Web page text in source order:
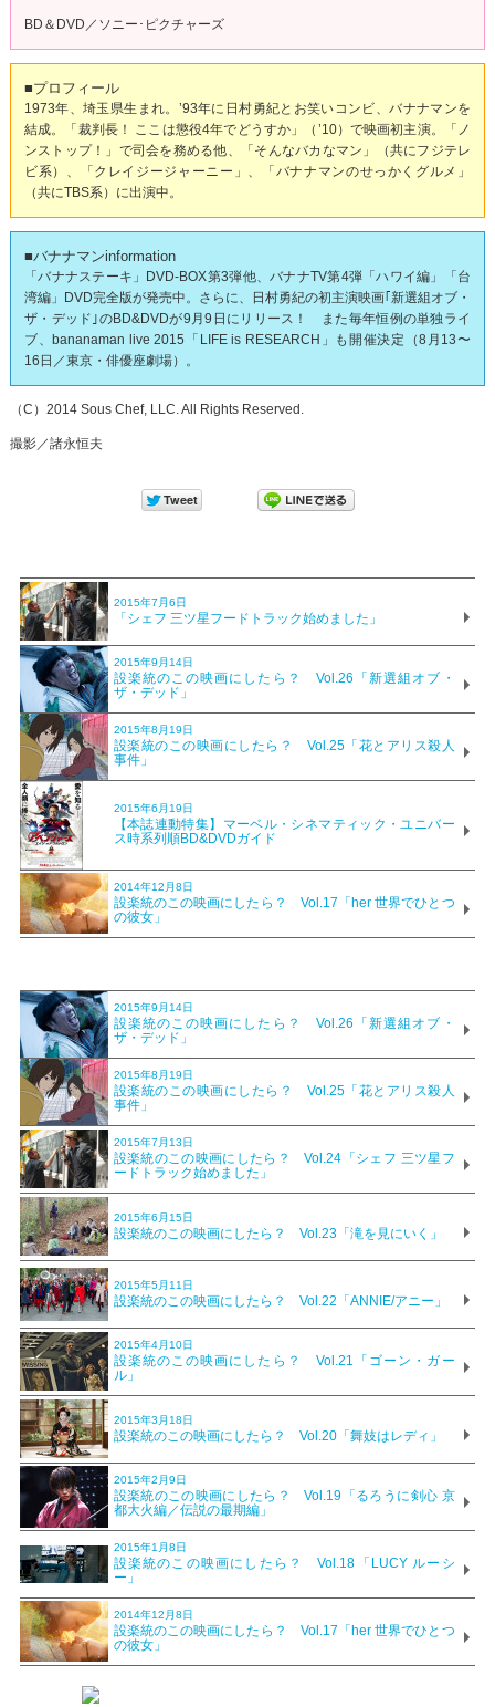
BD＆DVD／ソニー･ピクチャーズ
■プロフィール
1973年、埼玉県生まれ。’93年に日村勇紀とお笑いコンビ、バナナマンを
結成。「裁判長！ ここは懲役4年でどうすか」（’10）で映画初主演。「ノ
ンストップ！」で司会を務める他、「そんなバカなマン」（共にフジテレ
ビ系）、「クレイジージャーニー」、「バナナマンのせっかくグルメ」
（共にTBS系）に出演中。
■バナナマンinformation
「バナナステーキ」DVD-BOX第3弾他、バナナTV第4弾「ハワイ編」「台
湾編」DVD完全版が発売中。さらに、日村勇紀の初主演映画｢新選組オブ・
ザ・デッド｣のBD&DVDが9月9日にリリース！ また毎年恒例の単独ライ
ブ、bananaman live 2015「LIFE is RESEARCH」も開催決定（8月13〜
16日／東京・俳優座劇場）。
（C）2014 Sous Chef, LLC. All Rights Reserved.
撮影／諸永恒夫
2015年7月6日
「シェフ 三ツ星フードトラック始めました」
2015年9月14日
設楽統のこの映画にしたら？ Vol.26「新選組オブ・
ザ・デッド」
2015年8月19日
設楽統のこの映画にしたら？ Vol.25「花とアリス殺人
事件」
2015年6月19日
【本誌連動特集】マーベル・シネマティック・ユニバー
ス時系列順BD&DVDガイド
2014年12月8日
設楽統のこの映画にしたら？ Vol.17「her 世界でひとつ
の彼女」
2015年9月14日
設楽統のこの映画にしたら？ Vol.26「新選組オブ・
ザ・デッド」
2015年8月19日
設楽統のこの映画にしたら？ Vol.25「花とアリス殺人
事件」
2015年7月13日
設楽統のこの映画にしたら？ Vol.24「シェフ 三ツ星フ
ードトラック始めました」
2015年6月15日
設楽統のこの映画にしたら？ Vol.23「滝を見にいく」
2015年5月11日
設楽統のこの映画にしたら？ Vol.22「ANNIE/アニー」
2015年4月10日
設楽統のこの映画にしたら？ Vol.21「ゴーン・ガー
ル」
2015年3月18日
設楽統のこの映画にしたら？ Vol.20「舞妓はレディ」
2015年2月9日
設楽統のこの映画にしたら？ Vol.19「るろうに剣心 京
都大火編／伝説の最期編」
2015年1月8日
設楽統のこの映画にしたら？ Vol.18「LUCY ルーシ
ー」
2014年12月8日
設楽統のこの映画にしたら？ Vol.17「her 世界でひとつ
の彼女」